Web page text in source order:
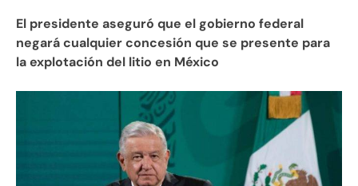
El presidente aseguró que el gobierno federal
negará cualquier concesión que se presente para
la explotación del litio en México